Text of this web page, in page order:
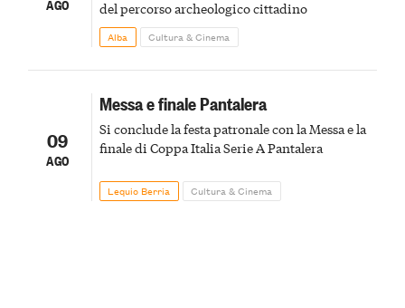
AGO
del percorso archeologico cittadino
Alba Cultura & Cinema
09
AGO
Messa e finale Pantalera
Si conclude la festa patronale con la Messa e la
finale di Coppa Italia Serie A Pantalera
Lequio Berria Cultura & Cinema